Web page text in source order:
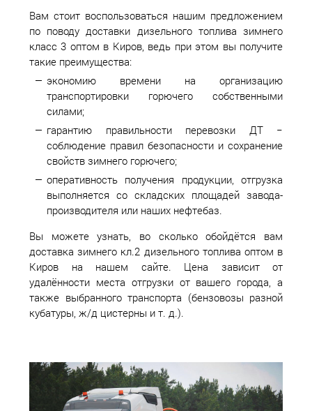
Вам стоит воспользоваться нашим предложением
по поводу доставки дизельного топлива зимнего
класс 3 оптом в Киров, ведь при этом вы получите
такие преимущества:
экономию времени на организацию
транспортировки горючего собственными
силами;
гарантию правильности перевозки ДТ −
соблюдение правил безопасности и сохранение
свойств зимнего горючего;
оперативность получения продукции, отгрузка
выполняется со складских площадей завода-
производителя или наших нефтебаз.
Вы можете узнать, во сколько обойдётся вам
доставка зимнего кл.2 дизельного топлива оптом в
Киров на нашем сайте. Цена зависит от
удалённости места отгрузки от вашего города, а
также выбранного транспорта (бензовозы разной
кубатуры, ж/д цистерны и т. д.).